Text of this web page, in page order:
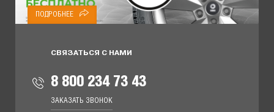
ПОДРОБНЕЕ
СВЯЗАТЬСЯ С НАМИ
8 800 234 73 43
ЗАКАЗАТЬ ЗВОНОК